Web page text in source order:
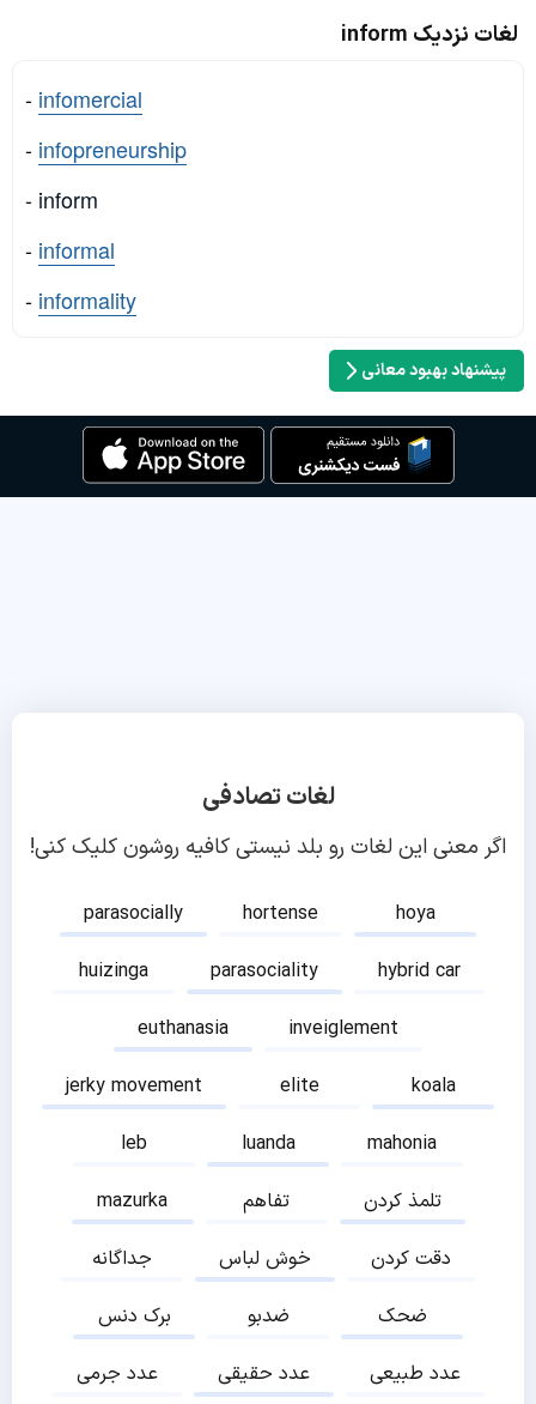
لغات نزدیک inform
- infomercial
- infopreneurship
- inform
- informal
- informality
پیشنهاد بهبود معانی
لغات تصادفی
اگر معنی این لغات رو بلد نیستی کافیه روشون کلیک کنی!
parasocially hortense
hoya
huizinga
parasociality
hybrid car
euthanasia
inveiglement
jerky movement
elite
koala
leb
luanda
mahonia
mazurka
تفاهم
تلمذ کردن
جداگانه
خوش لباس
دقت کردن
برک دنس
ضدبو
ضحک
عدد جرمی
عدد حقیقی
عدد طبیعی